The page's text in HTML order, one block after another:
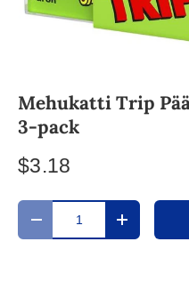
Mehukatti Trip
3-pack
$3.18
Määrä
Translation missing: